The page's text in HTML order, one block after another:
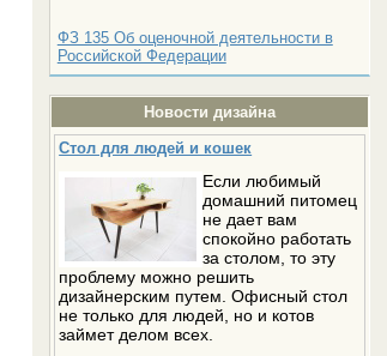
ФЗ 135 Об оценочной деятельности в
Российской Федерации
Новости дизайна
Стол для людей и кошек
Если любимый
домашний питомец
не дает вам
спокойно работать
за столом, то эту
проблему можно решить
дизайнерским путем. Офисный стол
не только для людей, но и котов
займет делом всех.